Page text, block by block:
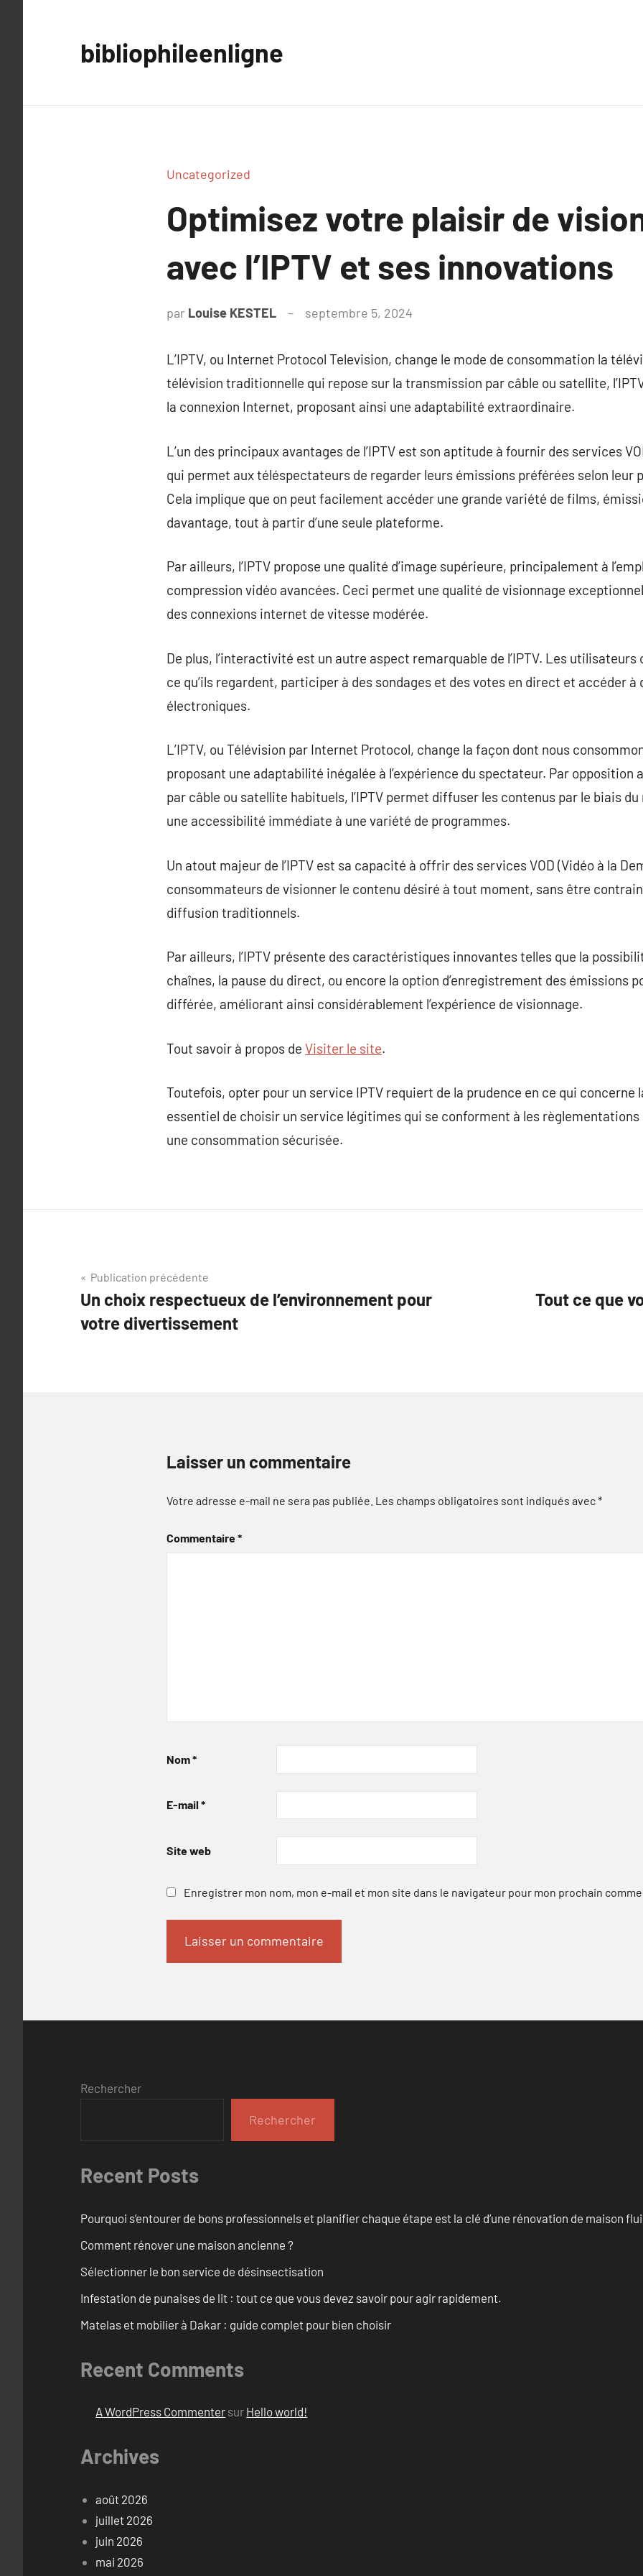
bibliophileenligne
Uncategorized
Optimisez votre plaisir de
avec l’IPTV et ses innovations
par Louise KESTEL septembre 5, 2024
L’IPTV, ou Internet Protocol Television, change le mode de consommation la
télévision traditionnelle qui repose sur la transmission par câble ou satellite,
la connexion Internet, proposant ainsi une adaptabilité extraordinaire.
L’un des principaux avantages de l’IPTV est son aptitude à fournir des services
qui permet aux téléspectateurs de regarder leurs émissions préférées selon leur
Cela implique que on peut facilement accéder une grande variété de films,
davantage, tout à partir d’une seule plateforme.
Par ailleurs, l’IPTV propose une qualité d’image supérieure, principalement à
compression vidéo avancées. Ceci permet une qualité de visionnage
des connexions internet de vitesse modérée.
De plus, l’interactivité est un autre aspect remarquable de l’IPTV. Les
ce qu’ils regardent, participer à des sondages et des votes en direct et accéder à
électroniques.
L’IPTV, ou Télévision par Internet Protocol, change la façon dont nous
proposant une adaptabilité inégalée à l’expérience du spectateur. Par opposition
par câble ou satellite habituels, l’IPTV permet diffuser les contenus par le biais
une accessibilité immédiate à une variété de programmes.
Un atout majeur de l’IPTV est sa capacité à offrir des services VOD (Vidéo à la
consommateurs de visionner le contenu désiré à tout moment, sans être
diffusion traditionnels.
Par ailleurs, l’IPTV présente des caractéristiques innovantes telles que la
chaînes, la pause du direct, ou encore la option d’enregistrement des émissions
différée, améliorant ainsi considérablement l’expérience de visionnage.
Tout savoir à propos de Visiter le site.
Toutefois, opter pour un service IPTV requiert de la prudence en ce qui concerne
essentiel de choisir un service légitimes qui se conforment à les
une consommation sécurisée.
Navigation
de
l’article
Publication précédente
Un choix respectueux de l’environnement pour
votre divertissement
Tout ce que
Laisser un commentaire
Votre adresse e-mail ne sera pas publiée. Les champs obligatoires sont indiqués avec*
Commentaire*
Nom*
E-mail *
Site web
Enregistrer mon nom, mon e-mail et mon site dans le navigateur pour mon prochain
Rechercher
Rechercher
Recent Posts
Pourquoi s’entourer de bons professionnels et planifier chaque étape est la clé d’une rénovation de maison
Comment rénover une maison ancienne ?
Sélectionner le bon service de désinsectisation
Infestation de punaises de lit : tout ce que vous devez savoir pour agir rapidement.
Matelas et mobilier à Dakar : guide complet pour bien choisir
Recent Comments
A WordPress Commenter sur Hello world!
Archives
août 2026
juillet 2026
juin 2026
mai 2026